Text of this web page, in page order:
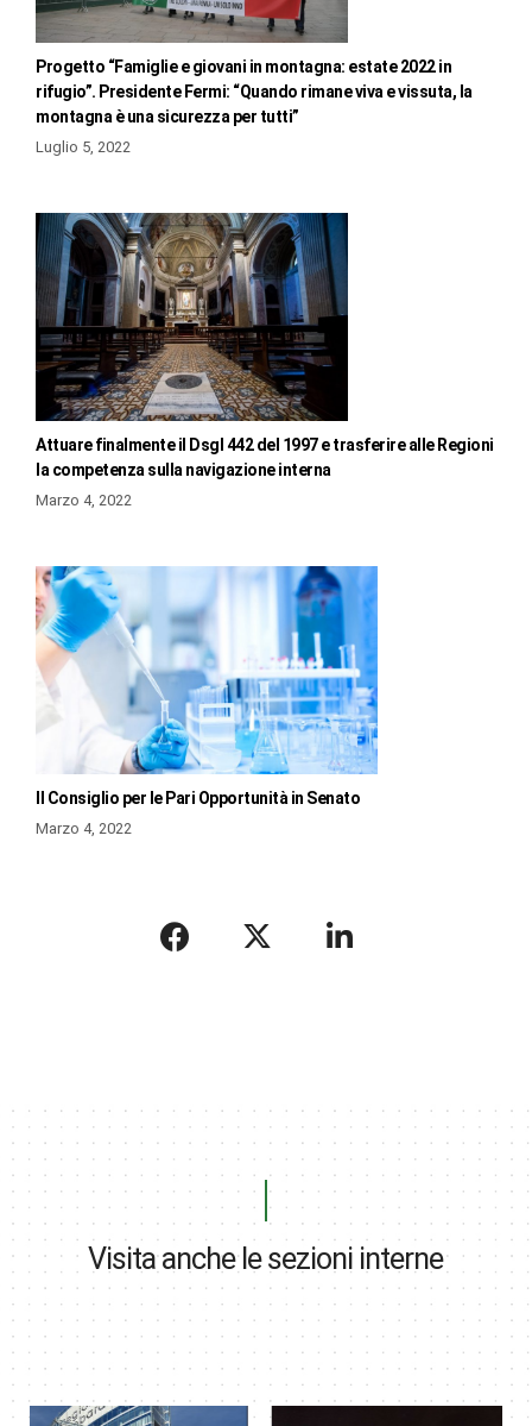
Progetto “Famiglie e giovani in montagna: estate 2022 in
rifugio”. Presidente Fermi: “Quando rimane viva e vissuta, la
montagna è una sicurezza per tutti”
Luglio 5, 2022
Attuare finalmente il Dsgl 442 del 1997 e trasferire alle Regioni
la competenza sulla navigazione interna
Marzo 4, 2022
Il Consiglio per le Pari Opportunità in Senato
Marzo 4, 2022
Visita anche le sezioni interne